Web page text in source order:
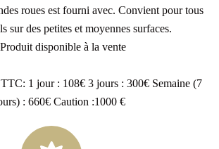
roues est fourni avec. Convient pour tous
sur des petites et moyennes surfaces.
Produit disponible à la vente
1 jour : 108€ 3 jours : 300€ Semaine (7
: 660€ Caution :1000 €